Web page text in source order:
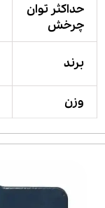
حداکثر توان
چرخش
برند
وزن